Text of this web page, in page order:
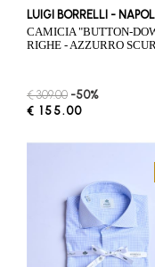
LUIGI BORRELLI -
CAMICIA "BUTTON-DOWN"
RIGHE - AZZURRO
€ 309.00 -50%
€ 155.00